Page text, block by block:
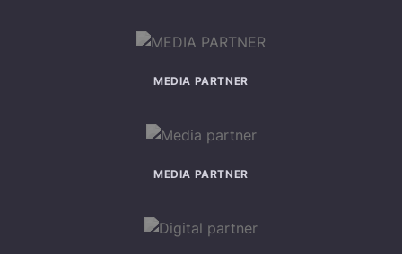
MEDIA PARTNER
MEDIA PARTNER